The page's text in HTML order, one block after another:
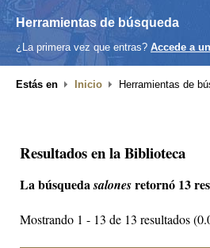
Herramientas de búsqueda
¿La primera vez que entras? Accede a
Estás en Inicio Herramientas de
Resultados en la Biblioteca
La búsquedasalonesretornó 13
Mostrando 1 - 13 de 13 resultados